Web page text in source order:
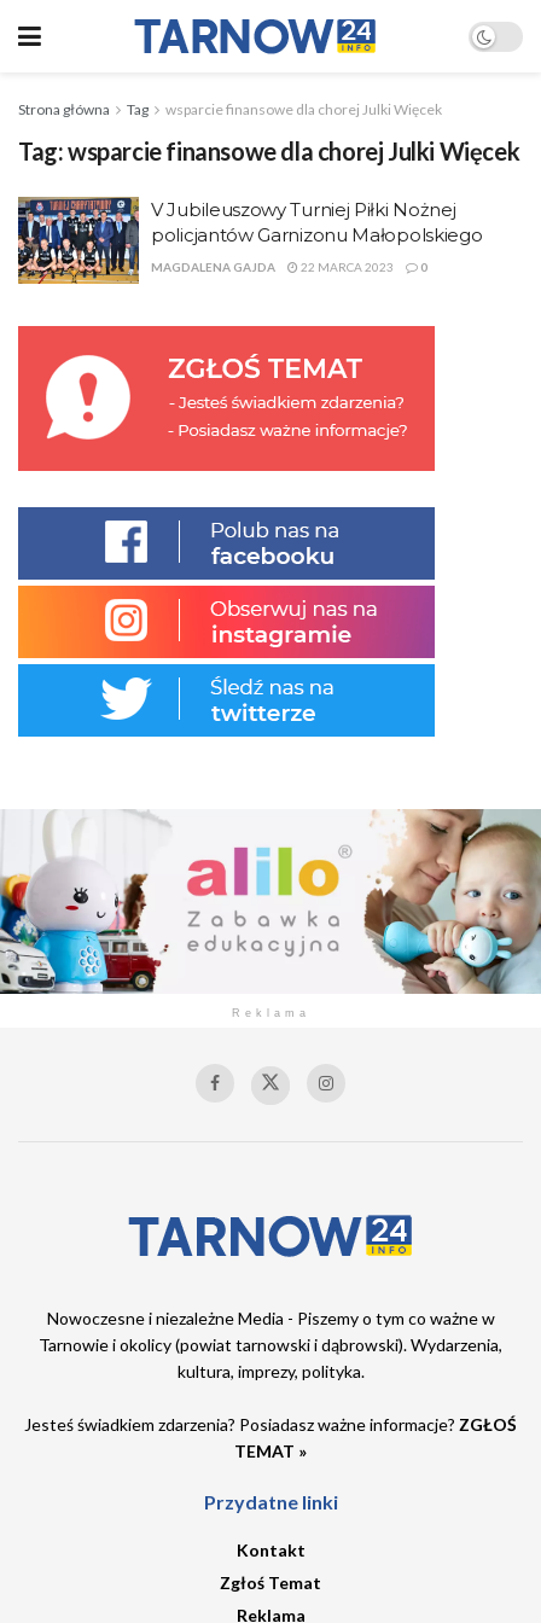
Strona główna Tag wsparcie finansowe dla chorej Julki Więcek
Tag:wsparcie finansowe dla chorej Julki Więcek
V Jubileuszowy Turniej Piłki Nożnej
policjantów Garnizonu Małopolskiego
MAGDALENA GAJDA 22 MARCA 2023 0
Reklama
Nowoczesne i niezależne Media - Piszemy o tym co ważne w
Tarnowie i okolicy (powiat tarnowski i dąbrowski). Wydarzenia,
kultura, imprezy, polityka.
Jesteś świadkiem zdarzenia? Posiadasz ważne informacje? ZGŁOŚ
TEMAT »
Przydatne linki
Kontakt
Zgłoś Temat
Reklama